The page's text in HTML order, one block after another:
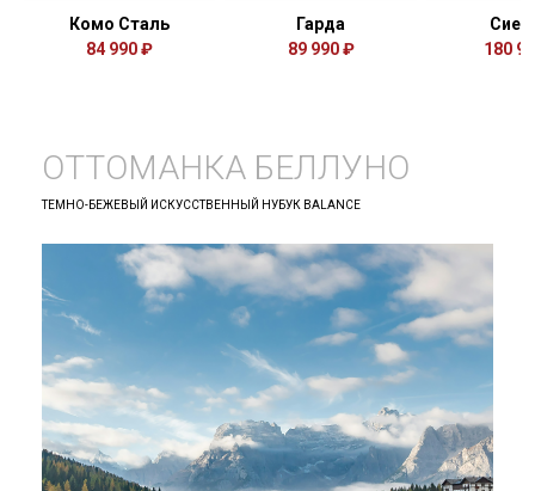
Комо Сталь
84 990 ₽
Гарда
89 990 ₽
180
ОТТОМАНКА БЕЛЛУНО
ТЕМНО-БЕЖЕВЫЙ ИСКУССТВЕННЫЙ НУБУК BALANCE